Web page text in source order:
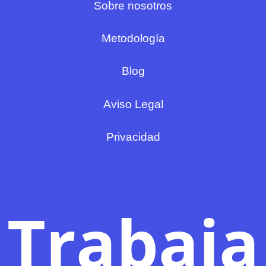
Sobre nosotros
Metodología
Blog
Aviso Legal
Privacidad
Trabaja